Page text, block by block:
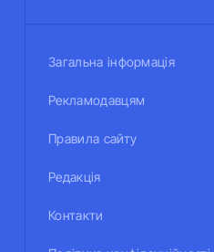
Загальна інформація
Рекламодавцям
Правила сайту
Редакція
Контакти